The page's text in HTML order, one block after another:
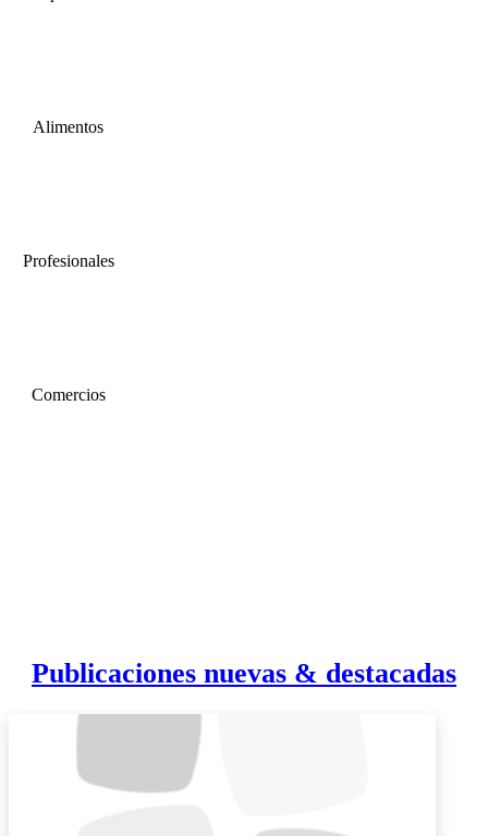
Alimentos
Profesionales
Comercios
Publicaciones nuevas & destacadas